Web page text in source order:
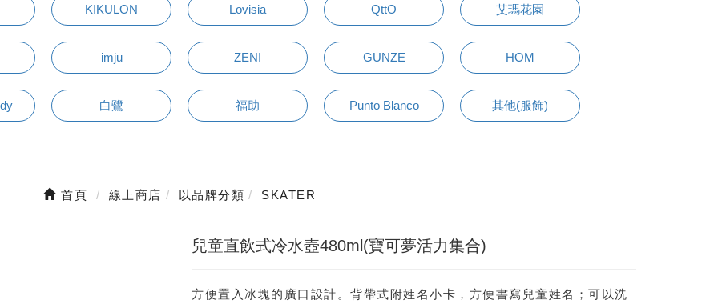
KIKULON Lovisia QttO 艾瑪花園
imju ZENI GUNZE HOM
白鷺 福助 Punto Blanco 其他(服飾)
首頁 線上商店 以品牌分類 SKATER
兒童直飲式冷水壺480ml(寶可夢活力集合)
方便置入冰塊的廣口設計。背帶式附姓名小卡，方便書寫兒童姓名；可以洗